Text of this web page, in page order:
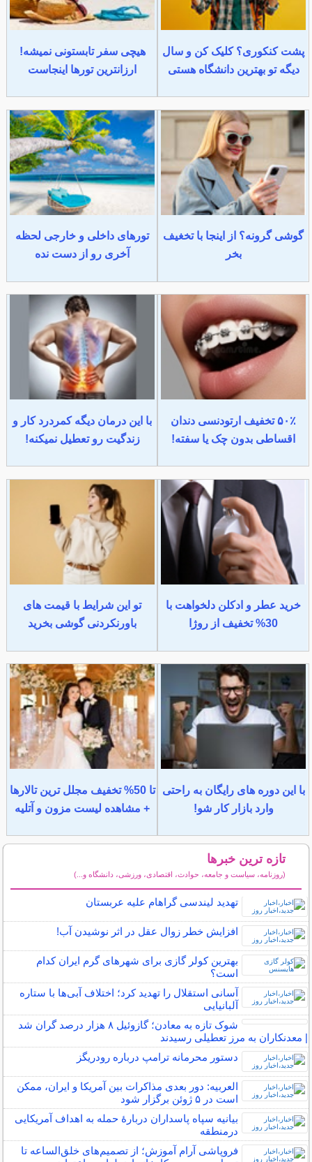
پشت کنکوری؟ کلیک کن و سال
دیگه تو بهترین دانشگاه هستی
هیچی سفر تابستونی نمیشه!
ارزانترین تورها اینجاست
گوشی گرونه؟ از اینجا با تخغیف
بخر
تورهای داخلی و خارجی لحظه
آخری رو از دست نده
۵۰٪ تخفیف ارتودنسی دندان
اقساطی بدون چک یا سفته!
با این درمان دیگه کمردرد کار و
زندگیت رو تعطیل نمیکنه!
خرید عطر و ادکلن دلخواهت با
30% تخفیف از روژا
تو این شرایط با قیمت های
باورنکردنی گوشی بخرید
با این دوره های رایگان به راحتی
وارد بازار کار شو!
تا 50% تخفیف مجلل ترین تالارها
+ مشاهده لیست مزون و آتلیه
تازه ترین خبرها
(روزنامه، سیاست و جامعه، حوادث، اقتصادی، ورزشی، دانشگاه و...)
تهدید لیندسی گراهام علیه عربستان
افزایش خطر زوال عقل در اثر نوشیدن آب!
بهترین کولر گازی برای شهرهای گرم ایران کدام
است؟
آسانی استقلال را تهدید کرد؛ اختلاف آبی‌ها با ستاره
آلبانیایی
شوک تازه به معادن؛ گازوئیل ۸ هزار درصد گران شد
| معدنکاران به مرز تعطیلی رسیدند
دستور محرمانه ترامپ درباره رودریگز
العربیه: دور بعدی مذاکرات بین آمریکا و ایران، ممکن
است در ۵ ژوئن برگزار شود
بیانیه سپاه پاسداران دربارۀ حمله به اهداف آمریکایی
درمنطقه
فروپاشی آرام آموزش؛ از تصمیم‌های خلق‌الساعه تا